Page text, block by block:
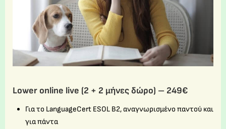
Lower online live (2 + 2 μήνες δώρο) – 249€
Για το LanguageCert ESOL B2, αναγνωρισμένο παντού και
για πάντα